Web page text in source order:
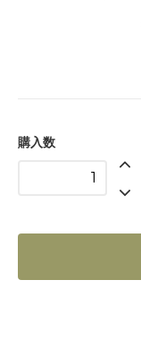
購入数